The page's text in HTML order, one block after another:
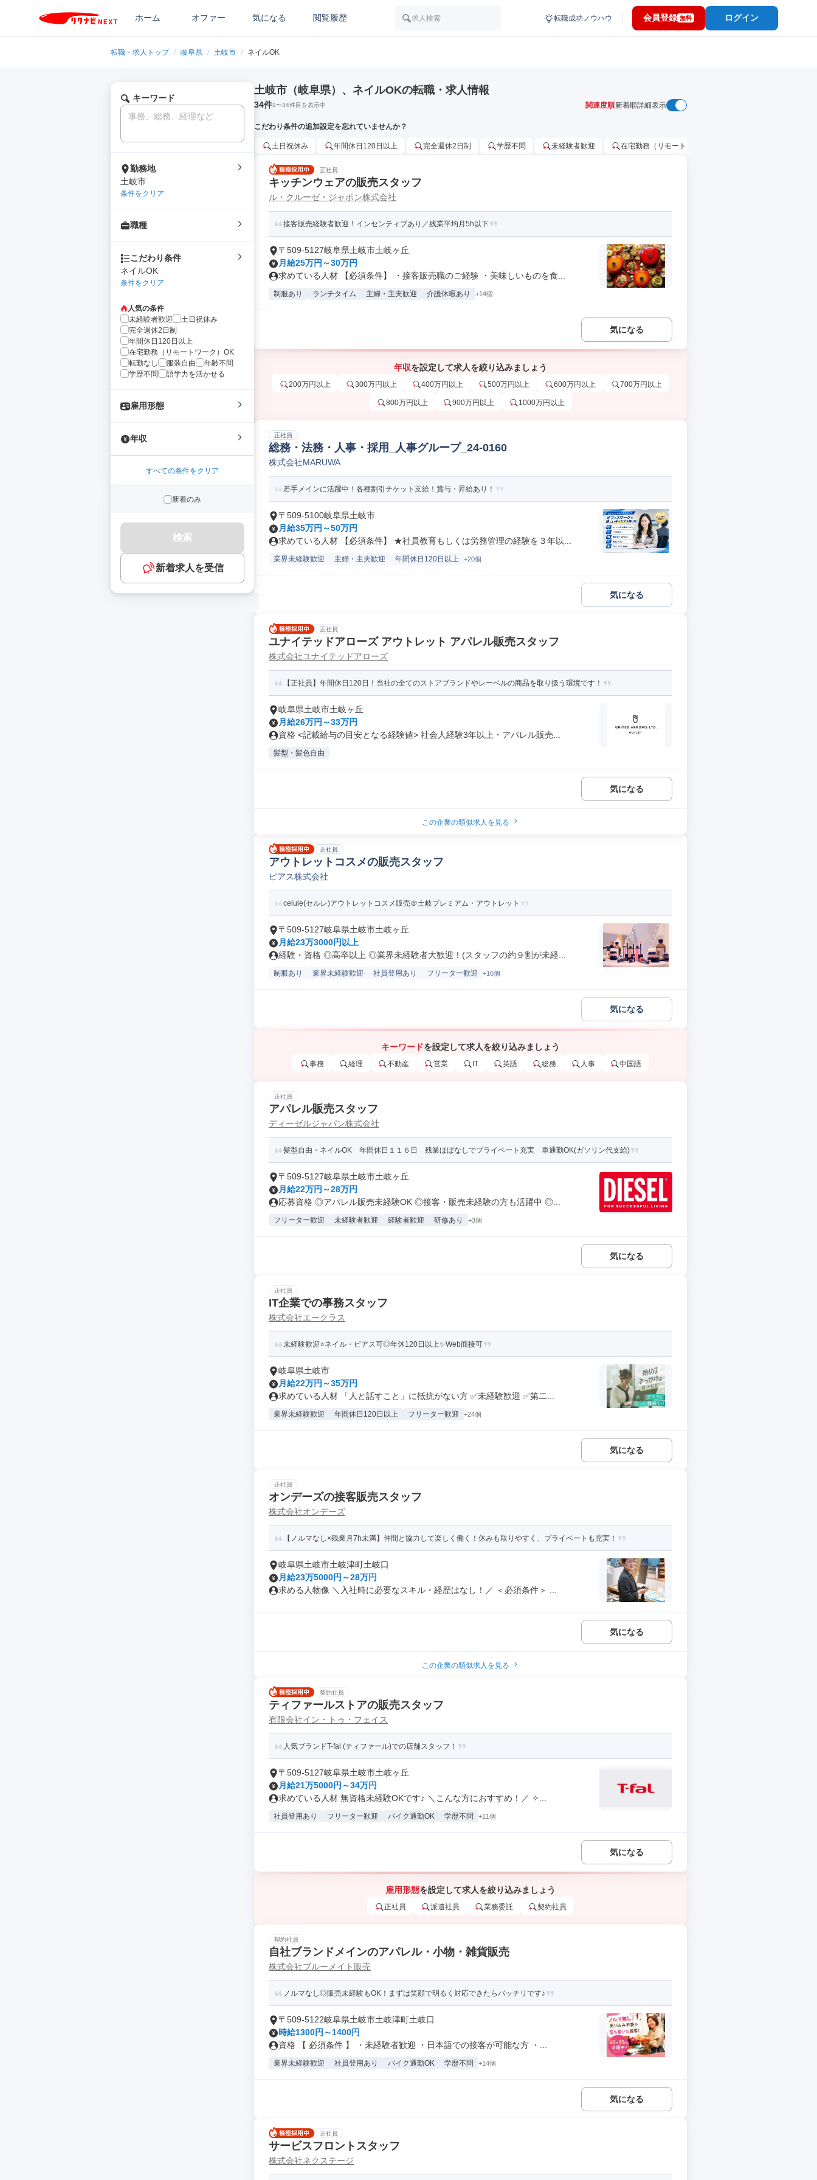
ホーム オファー 気になる 閲覧履歴 求人検索 転職成功ノウハウ 会員登録 無料 ログイン
転職・求人トップ / 岐阜県 / 土岐市 / ネイルOK
キーワード
勤務地
土岐市
条件をクリア
職種
こだわり条件
ネイルOK
条件をクリア
人気の条件
未経験者歓迎
土日祝休み
完全週休2日制
年間休日120日以上
在宅勤務（リモートワーク）OK
転勤なし
服装自由
年齢不問
学歴不問
語学力を活かせる
雇用形態
年収
すべての条件をクリア
新着のみ
検索
新着求人を受信
土岐市（岐阜県）、ネイルOKの転職・求人情報
34件1〜34件目を表示中 関連度順新着順詳細表示
こだわり条件の追加設定を忘れていませんか？
土日祝休み 年間休日120日以上 完全週休2日制 学歴不問 未経験者歓迎 在宅勤務（リモートワーク）OK
正社員
キッチンウェアの販売スタッフ
ル・クルーゼ・ジャポン株式会社
接客販売経験者歓迎！インセンティブあり／残業平均月5h以下
〒509-5127岐阜県土岐市土岐ヶ丘
月給25万円～30万円
求めている人材 【必須条件】 ・接客販売職のご経験 ・美味しいものを食...
制服あり ランチタイム 主婦・主夫歓迎 介護休暇あり +14個
気になる
年収を設定して求人を絞り込みましょう
200万円以上 300万円以上 400万円以上 500万円以上 600万円以上 700万円以上
800万円以上 900万円以上 1000万円以上
正社員
総務・法務・人事・採用_人事グループ_24-0160
株式会社MARUWA
若手メインに活躍中！各種割引チケット支給！賞与・昇給あり！
〒509-5100岐阜県土岐市
月給35万円～50万円
求めている人材 【必須条件】 ★社員教育もしくは労務管理の経験を３年以...
業界未経験歓迎 主婦・主夫歓迎 年間休日120日以上 +20個
気になる
正社員
ユナイテッドアローズ アウトレット アパレル販売スタッフ
株式会社ユナイテッドアローズ
【正社員】年間休日120日！当社の全てのストアブランドやレーベルの商品を取り扱う環境です！
岐阜県土岐市土岐ヶ丘
月給26万円～33万円
資格 <記載給与の目安となる経験値> 社会人経験3年以上・アパレル販売...
髪型・髪色自由
気になる
この企業の類似求人を見る
正社員
アウトレットコスメの販売スタッフ
ピアス株式会社
celule(セルレ)アウトレットコスメ販売＠土岐プレミアム・アウトレット
〒509-5127岐阜県土岐市土岐ヶ丘
月給23万3000円以上
経験・資格 ◎高卒以上 ◎業界未経験者大歓迎！(スタッフの約９割が未経...
制服あり 業界未経験歓迎 社員登用あり フリーター歓迎 +16個
気になる
キーワードを設定して求人を絞り込みましょう
事務 経理 不動産 営業 IT 英語 総務 人事 中国語
正社員
アパレル販売スタッフ
ディーゼルジャパン株式会社
髪型自由・ネイルOK 年間休日１１６日 残業ほぼなしでプライベート充実 車通勤OK(ガソリン代支給)
〒509-5127岐阜県土岐市土岐ヶ丘
月給22万円～28万円
応募資格 ◎アパレル販売未経験OK ◎接客・販売未経験の方も活躍中 ◎...
フリーター歓迎 未経験者歓迎 経験者歓迎 研修あり +3個
気になる
正社員
IT企業での事務スタッフ
株式会社エークラス
未経験歓迎⭐ネイル・ピアス可◎年休120日以上✨Web面接可
岐阜県土岐市
月給22万円～35万円
求めている人材 「人と話すこと」に抵抗がない方 ✅未経験歓迎 ✅第二...
業界未経験歓迎 年間休日120日以上 フリーター歓迎 +24個
気になる
正社員
オンデーズの接客販売スタッフ
株式会社オンデーズ
【ノルマなし×残業月7h未満】仲間と協力して楽しく働く！休みも取りやすく、プライベートも充実！
岐阜県土岐市土岐津町土岐口
月給23万5000円～28万円
求める人物像 ＼入社時に必要なスキル・経歴はなし！／ ＜必須条件＞ ...
気になる
この企業の類似求人を見る
契約社員
ティファールストアの販売スタッフ
有限会社イン・トゥ・フェイス
人気ブランドT-fal (ティファール)での店舗スタッフ！
〒509-5127岐阜県土岐市土岐ヶ丘
月給21万5000円～34万円
求めている人材 無資格未経験OKです♪ ＼こんな方におすすめ！／ ✧...
社員登用あり フリーター歓迎 バイク通勤OK 学歴不問 +11個
気になる
雇用形態を設定して求人を絞り込みましょう
正社員 派遣社員 業務委託 契約社員
契約社員
自社ブランドメインのアパレル・小物・雑貨販売
株式会社ブルーメイト販売
ノルマなし◎販売未経験もOK！まずは笑顔で明るく対応できたらバッチリです♪
〒509-5122岐阜県土岐市土岐津町土岐口
時給1300円～1400円
資格 【 必須条件 】 ・未経験者歓迎 ・日本語での接客が可能な方 ・...
業界未経験歓迎 社員登用あり バイク通勤OK 学歴不問 +14個
気になる
正社員
サービスフロントスタッフ
株式会社ネクステージ